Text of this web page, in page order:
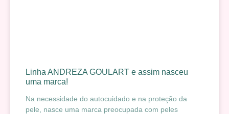
Linha ANDREZA GOULART e assim nasceu
uma marca!
Na necessidade do autocuidado e na proteção da
pele, nasce uma marca preocupada com peles